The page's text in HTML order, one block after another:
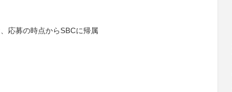
応募の時点からSBCに帰属